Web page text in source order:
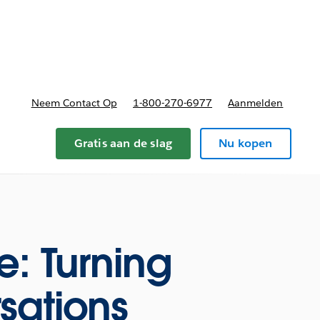
navigation for Plannen en prijzen
Neem Contact Op 1-800-270-6977 Aanmelden
Gratis aan de slag Nu kopen
Turning